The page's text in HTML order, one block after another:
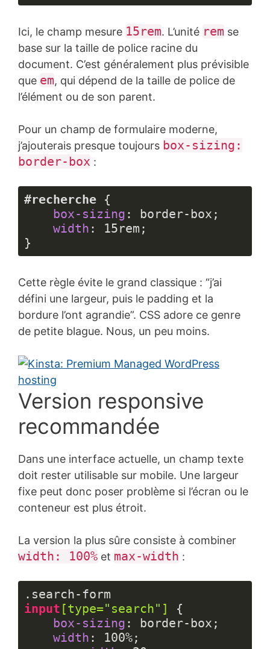
code :
CSS
(css)
Ici, le champ mesure 15rem. L’unité rem se
base sur la taille de police racine du
document. C’est généralement plus prévisible
que em, qui dépend de la taille de police de
l’élément ou de son parent.
Pour un champ de formulaire moderne,
j’ajouterais presque toujours box-sizing:
border-box :
#recherche {
box-sizing : border-box;
width : 15rem ;
}
code :
CSS
(css )
Cette règle évite le grand classique : “j’ai
défini une largeur, puis le padding et la
bordure l’ont agrandie”. CSS adore ce genre
de petite blague. Nous, un peu moins.
Version responsive
recommandée
Dans une interface actuelle, un champ texte
doit rester utilisable sur mobile. Une largeur
fixe peut donc poser problème si l’écran ou le
conteneur est plus étroit.
La version la plus sûre consiste à combiner
width: 100% et max-width :
.search-form
input [type="search" ]
{
box-sizing : border-box;
width : 100%;